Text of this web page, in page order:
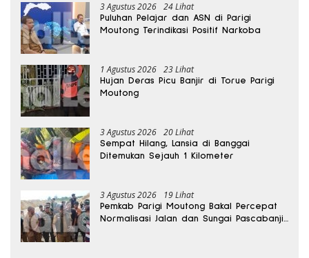
3 Agustus 2026 24 Lihat
Puluhan Pelajar dan ASN di Parigi
Moutong Terindikasi Positif Narkoba
1 Agustus 2026 23 Lihat
Hujan Deras Picu Banjir di Torue Parigi
Moutong
3 Agustus 2026 20 Lihat
Sempat Hilang, Lansia di Banggai
Ditemukan Sejauh 1 Kilometer
3 Agustus 2026 19 Lihat
Pemkab Parigi Moutong Bakal Percepat
Normalisasi Jalan dan Sungai Pascabanjir